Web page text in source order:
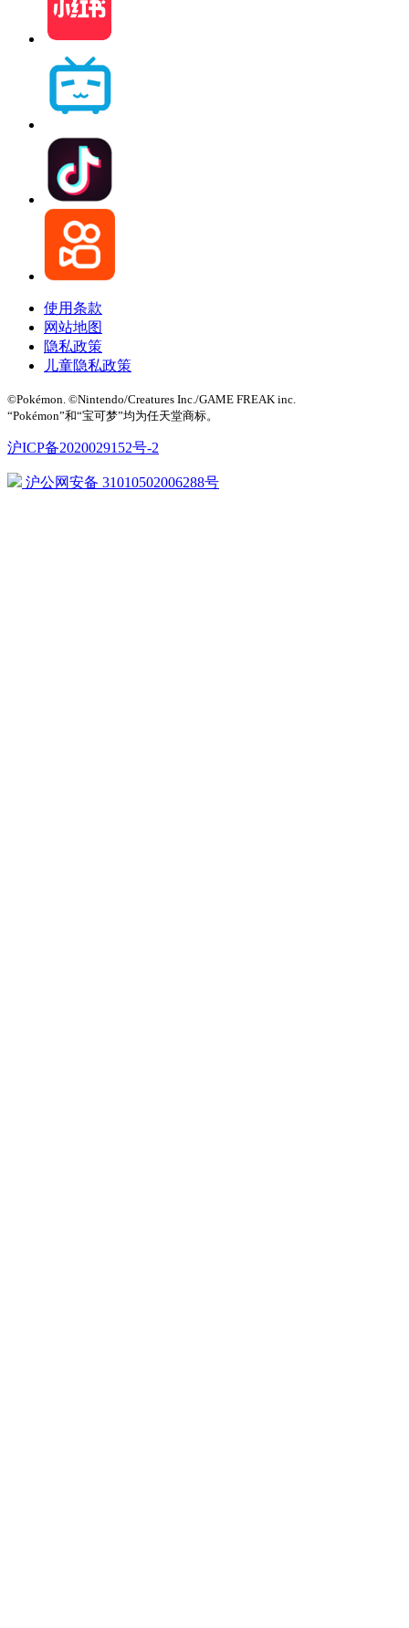
使用条款
网站地图
隐私政策
儿童隐私政策
©Pokémon. ©Nintendo/Creatures Inc./GAME FREAK inc.
“Pokémon”和“宝可梦”均为任天堂商标。
沪ICP备2020029152号-2
沪公网安备 31010502006288号